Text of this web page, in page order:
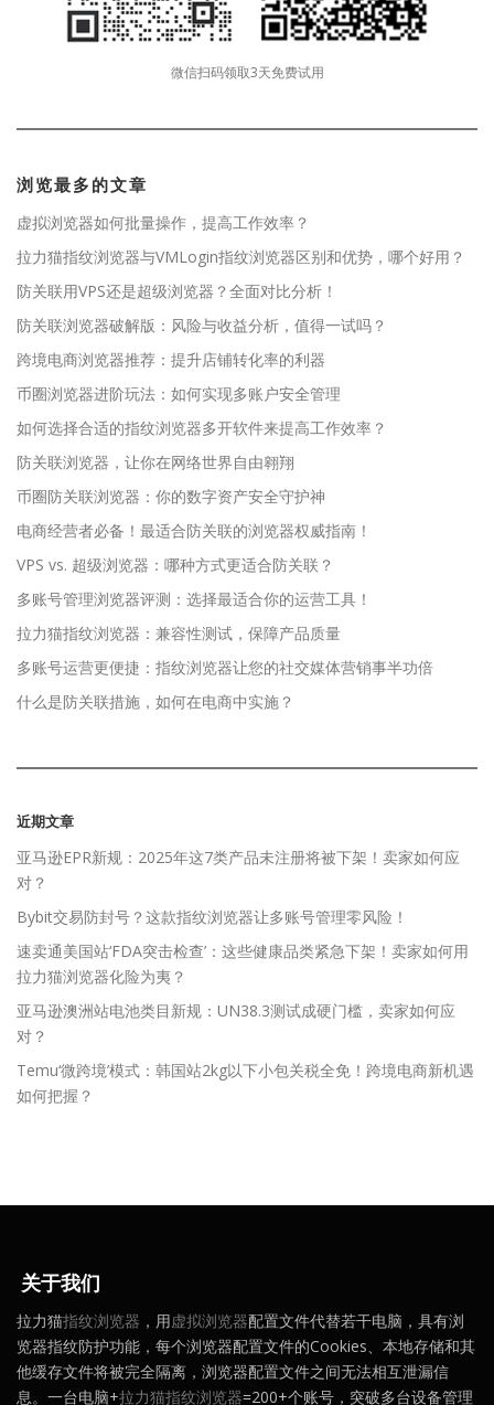
微信扫码领取3天免费试用
浏览最多的文章
虚拟浏览器如何批量操作，提高工作效率？
拉力猫指纹浏览器与VMLogin指纹浏览器区别和优势，哪个好用？
防关联用VPS还是超级浏览器？全面对比分析！
防关联浏览器破解版：风险与收益分析，值得一试吗？
跨境电商浏览器推荐：提升店铺转化率的利器
币圈浏览器进阶玩法：如何实现多账户安全管理
如何选择合适的指纹浏览器多开软件来提高工作效率？
防关联浏览器，让你在网络世界自由翱翔
币圈防关联浏览器：你的数字资产安全守护神
电商经营者必备！最适合防关联的浏览器权威指南！
VPS vs. 超级浏览器：哪种方式更适合防关联？
多账号管理浏览器评测：选择最适合你的运营工具！
拉力猫指纹浏览器：兼容性测试，保障产品质量
多账号运营更便捷：指纹浏览器让您的社交媒体营销事半功倍
什么是防关联措施，如何在电商中实施？
近期文章
亚马逊EPR新规：2025年这7类产品未注册将被下架！卖家如何应
对？
Bybit交易防封号？这款指纹浏览器让多账号管理零风险！
速卖通美国站‘FDA突击检查’：这些健康品类紧急下架！卖家如何用
拉力猫浏览器化险为夷？
亚马逊澳洲站电池类目新规：UN38.3测试成硬门槛，卖家如何应
对？
Temu‘微跨境’模式：韩国站2kg以下小包关税全免！跨境电商新机遇
如何把握？
关于我们
拉力猫指纹浏览器 ，用虚拟浏览器配置文件代替若干电脑，具有浏
览器指纹防护功能，每个浏览器配置文件的Cookies、本地存储和其
他缓存文件将被完全隔离，浏览器配置文件之间无法相互泄漏信
息。一台电脑+拉力猫指纹浏览器=200+个账号，突破多台设备管理